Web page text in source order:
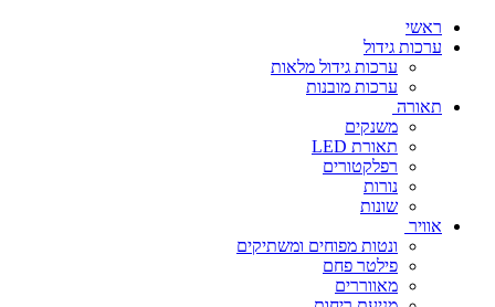
ראשי
ערכות גידול
ערכות גידול מלאות
ערכות מובנות
תאורה
משנקים
תאורת LED
רפלקטורים
נורות
שונות
אוויר
ונטות מפוחים ומשתיקים
פילטר פחם
מאווררים